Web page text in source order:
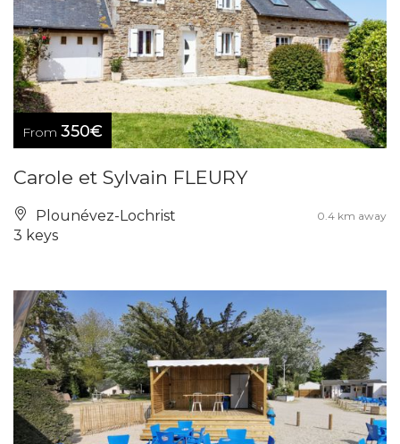
From 350€
Carole et Sylvain FLEURY
Plounévez-Lochrist 0.4 km away
3 keys